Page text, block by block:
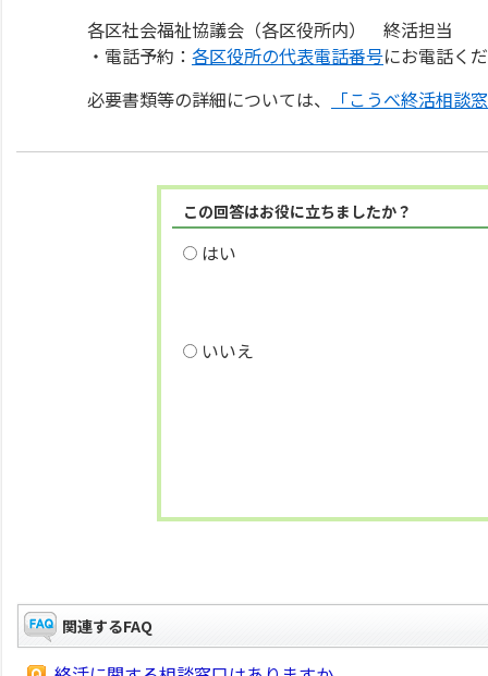
各区社会福祉協議会（各区役所内） 終活担当
・電話予約： 各区役所の代表電話番号にお電話く
必要書類等の詳細については、
「こうべ終活相談
この回答はお役に立ちましたか？
はい
いいえ
関連するFAQ